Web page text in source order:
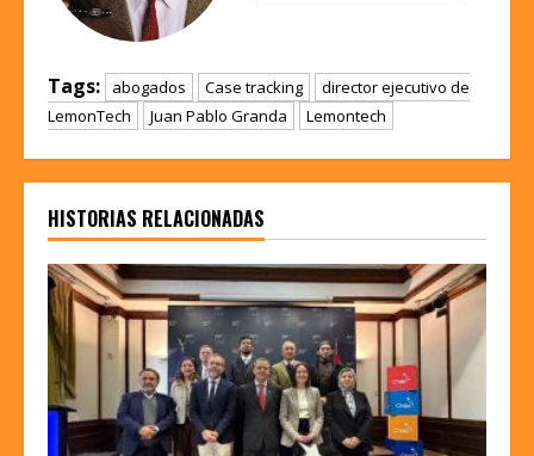
Tags: abogados Case tracking
director ejecutivo de
LemonTech
Juan Pablo Granda Lemontech
HISTORIAS RELACIONADAS